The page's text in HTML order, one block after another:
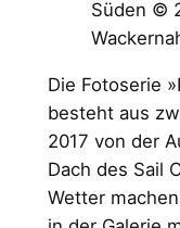
Süden ©
Die Fotoserie
besteht aus
2017 von der
Dach des Sail
Wetter